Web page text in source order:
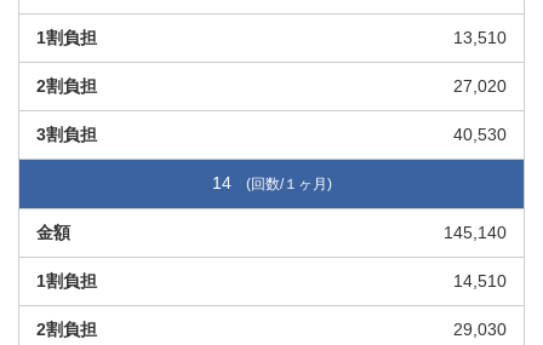
13,510
27,020
40,530
14
145,140
14,510
29,030